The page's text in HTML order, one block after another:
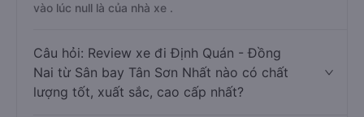
vào lúc null là của nhà xe .
Câu hỏi: Review xe đi Định Quán - Đồng
Nai từ Sân bay Tân Sơn Nhất nào có chất
lượng tốt, xuất sắc, cao cấp nhất?